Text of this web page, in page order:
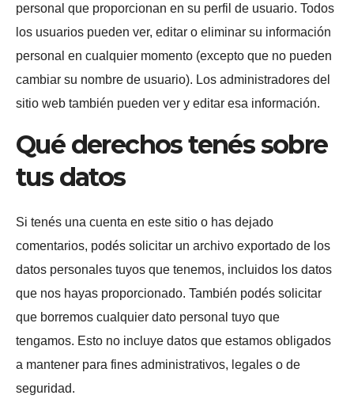
personal que proporcionan en su perfil de usuario. Todos
los usuarios pueden ver, editar o eliminar su información
personal en cualquier momento (excepto que no pueden
cambiar su nombre de usuario). Los administradores del
sitio web también pueden ver y editar esa información.
Qué derechos tenés sobre
tus datos
Si tenés una cuenta en este sitio o has dejado
comentarios, podés solicitar un archivo exportado de los
datos personales tuyos que tenemos, incluidos los datos
que nos hayas proporcionado. También podés solicitar
que borremos cualquier dato personal tuyo que
tengamos. Esto no incluye datos que estamos obligados
a mantener para fines administrativos, legales o de
seguridad.